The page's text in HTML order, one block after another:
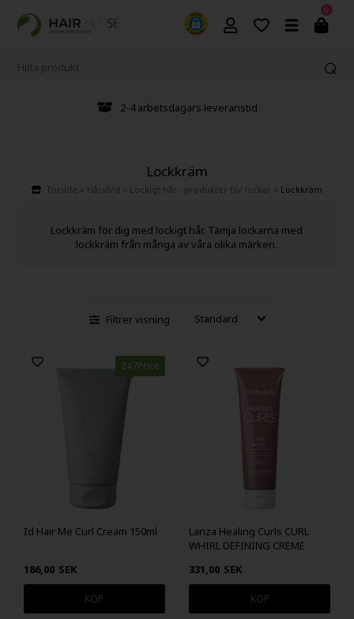
0
2-4 arbetsdagars leveranstid
Lockkräm
Forside Hårvård Lockigt hår - produkter för lockar Lockkräm
Lockkräm för dig med lockigt hår. Tämja lockarna med
lockkräm från många av våra olika märken.
Filtrer visning
247Price
Id Hair Me Curl Cream 150ml
186,00 SEK
Lanza Healing Curls CURL
WHIRL DEFINING CREME
331,00 SEK